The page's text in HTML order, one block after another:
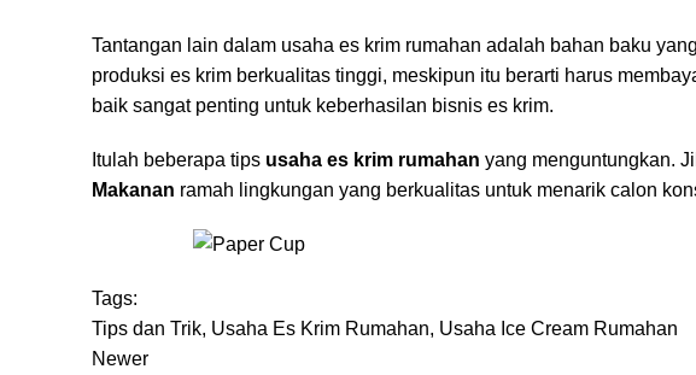
Tantangan lain dalam usaha es krim rumahan adalah bahan baku
produksi es krim berkualitas tinggi, meskipun itu berarti harus
baik sangat penting untuk keberhasilan bisnis es krim.
Itulah beberapa tips usaha es krim rumahan yang menguntungkan.
Makanan ramah lingkungan yang berkualitas untuk menarik calon
Tags:
Tips dan Trik, Usaha Es Krim Rumahan, Usaha Ice Cream Rumahan
Newer